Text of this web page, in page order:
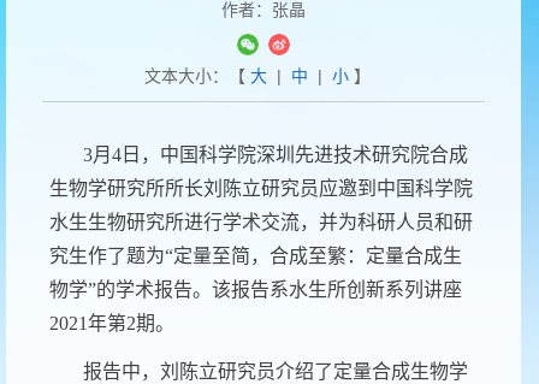
作者：张晶
文本大小：【 大| 中 | 小】
3月 4 日，中国科学院深圳先进技术研究院合成
生物学研究所所长刘陈立研究员应邀到中国科学院
水生生物研究所进行学术交流，并为科研人员和研
究生作了题为“定量至简，合成至繁：定量合成生
物学”的学术报告。该报告系水生所创新系列讲座
2021年第2期。
报告中，刘陈立研究员介绍了定量合成生物学